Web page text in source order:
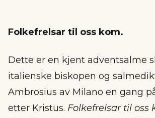
Folkefrelsar til oss kom.
Dette er en kjent adventsalme
italienske biskopen og
Ambrosius av Milano en gang
etter Kristus. Folkefrelsar til oss